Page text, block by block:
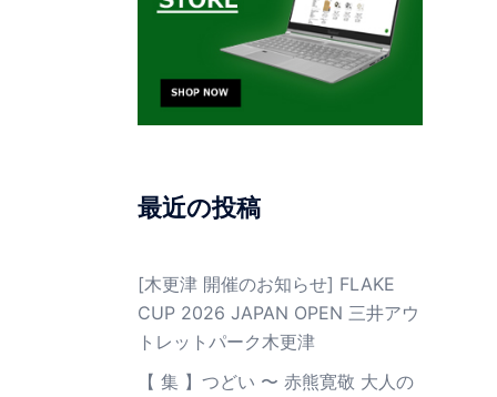
最近の投稿
[木更津 開催のお知らせ] FLAKE
CUP 2026 JAPAN OPEN 三井アウ
トレットパーク木更津
【 集 】つどい 〜 赤熊寛敬 大人の